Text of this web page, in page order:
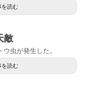
を読む
敵
虫が発生した。
を読む